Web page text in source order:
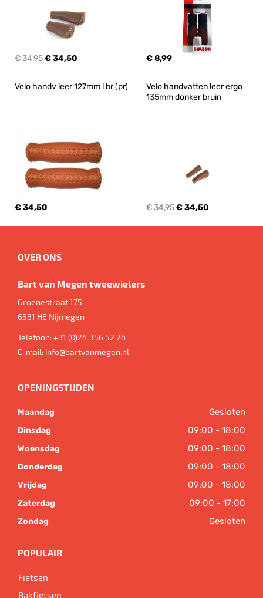
€ 34,95€ 34,50 € 8,99
Velo handv leer 127mm l br (pr)
€ 34,50
Velo handvatten leer ergo
135mm donker bruin
€ 34,95€ 34,50
OVER ONS
Bart van Megen tweewielers
Groenestraat 175
6531 HE Nijmegen
Telefoon:+31 (0)24 356 52 24
E-mail: info@bartvanmegen.nl
OPENINGSTIJDEN
Maandag Gesloten
Dinsdag 09:00 - 18:00
Woensdag 09:00 - 18:00
Donderdag 09:00 - 18:00
Vrijdag 09:00 - 18:00
Zaterdag 09:00 - 17:00
Zondag Gesloten
POPULAIR
Fietsen
Bakfietsen